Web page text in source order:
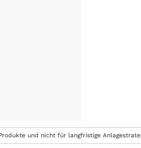
und nicht für langfristige